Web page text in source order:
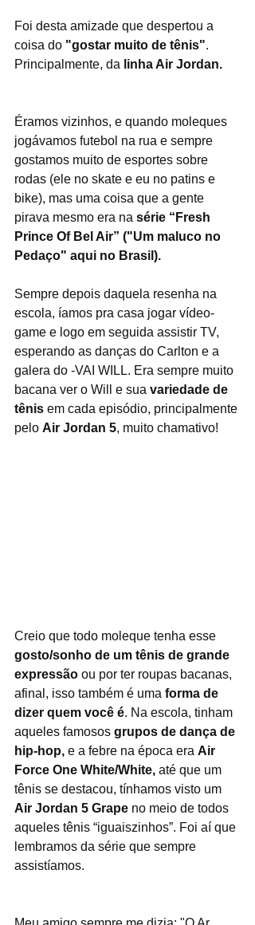
Foi desta amizade que despertou a
coisa do "gostar muito de tênis".
Principalmente, da linha Air Jordan.
Éramos vizinhos, e quando moleques
jogávamos futebol na rua e sempre
gostamos muito de esportes sobre
rodas (ele no skate e eu no patins e
bike), mas uma coisa que a gente
pirava mesmo era na série “Fresh
Prince Of Bel Air” ("Um maluco no
Pedaço" aqui no Brasil).
Sempre depois daquela resenha na
escola, íamos pra casa jogar vídeo-
game e logo em seguida assistir TV,
esperando as danças do Carlton e a
galera do -VAI WILL. Era sempre muito
bacana ver o Will e sua variedade de
tênis em cada episódio, principalmente
pelo Air Jordan 5, muito chamativo!
Creio que todo moleque tenha esse
gosto/sonho de um tênis de grande
expressão ou por ter roupas bacanas,
afinal, isso também é uma forma de
dizer quem você é. Na escola, tinham
aqueles famosos grupos de dança de
hip-hop, e a febre na época era Air
Force One White/White, até que um
tênis se destacou, tínhamos visto um
Air Jordan 5 Grape no meio de todos
aqueles tênis “iguaiszinhos”. Foi aí que
lembramos da série que sempre
assistíamos.